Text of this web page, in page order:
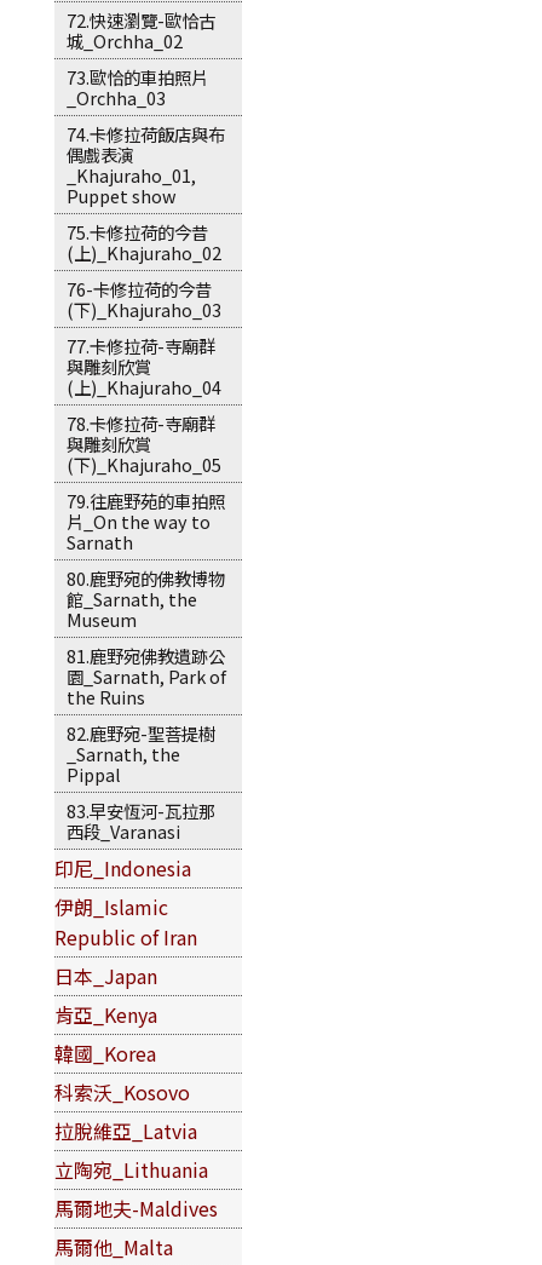
72.快速瀏覽-歐恰古
城_Orchha_02
73.歐恰的車拍照片
_Orchha_03
74.卡修拉荷飯店與布
偶戲表演
_Khajuraho_01,
Puppet show
75.卡修拉荷的今昔
(上)_Khajuraho_02
76-卡修拉荷的今昔
(下)_Khajuraho_03
77.卡修拉荷-寺廟群
與雕刻欣賞
(上)_Khajuraho_04
78.卡修拉荷-寺廟群
與雕刻欣賞
(下)_Khajuraho_05
79.往鹿野苑的車拍照
片_On the way to
Sarnath
80.鹿野宛的佛教博物
館_Sarnath, the
Museum
81.鹿野宛佛教遺跡公
園_Sarnath, Park of
the Ruins
82.鹿野宛-聖菩提樹
_Sarnath, the
Pippal
83.早安恆河-瓦拉那
西段_Varanasi
印尼_Indonesia
伊朗_Islamic
Republic of Iran
日本_Japan
肯亞_Kenya
韓國_Korea
科索沃_Kosovo
拉脫維亞_Latvia
立陶宛_Lithuania
馬爾地夫-Maldives
馬爾他_Malta